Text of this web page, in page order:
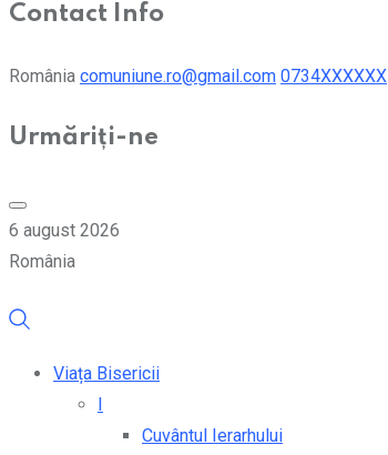
Contact Info
România comuniune.ro@gmail.com 0734XXXXXX
Urmăriți-ne
6 august 2026
România
Viața Bisericii
Cuvântul Ierarhului